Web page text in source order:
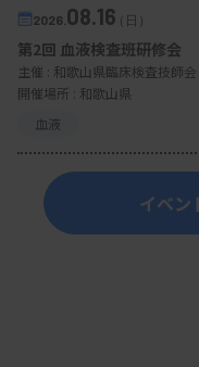
2026. 08.16（日）
第2回 血液検査班研修会
主催 : 和歌山県臨床検査技師会
開催場所 : 和歌山県
血液
イベン